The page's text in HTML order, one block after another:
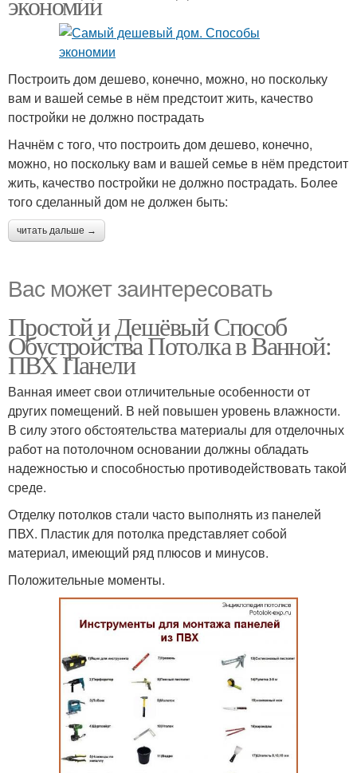
строительства
постройки
Построить дом дешево, конечно, можно, но поскольку
вам и вашей семье в нём предстоит жить, качество
постройки не должно пострадать
Начнём с того, что построить дом дешево, конечно,
можно, но поскольку вам и вашей семье в нём предстоит
жить, качество постройки не должно пострадать. Более
того сделанный дом не должен быть:
читать дальше →
Вас может заинтересовать
Простой и Дешёвый Способ
Обустройства Потолка в Ванной:
ПВХ Панели
Ванная имеет свои отличительные особенности от
других помещений. В ней повышен уровень влажности.
В силу этого обстоятельства материалы для отделочных
работ на потолочном основании должны обладать
надежностью и способностью противодействовать такой
среде.
Отделку потолков стали часто выполнять из панелей
ПВХ. Пластик для потолка представляет собой
материал, имеющий ряд плюсов и минусов.
Положительные моменты.